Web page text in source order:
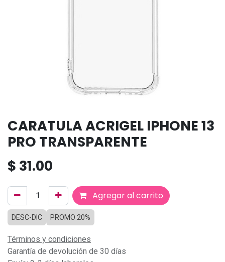
CARATULA ACRIGEL IPHONE 13
PRO TRANSPARENTE
$ 31.00
Agregar al carrito
DESC-DIC PROMO 20%
Términos y condiciones
Garantía de devolución de 30 días